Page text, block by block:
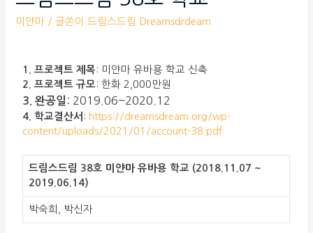
미얀마 / 글쓴이 드림스드림 Dreamsdrdeam
1. 프로젝트 제목 : 미얀마 유바용 학교 신축
2. 프로젝트 규모 : 한화 2,000만원
3. 완공일 : 2019.06~2020.12
4. 학교결산서 : https://dreamsdream.org/wp-
content/uploads/2021/01/account-38.pdf
드림스드림 38호 미얀마 유바용 학교 (2018.11.07 ~
2019.06.14)
박숙희, 박신자